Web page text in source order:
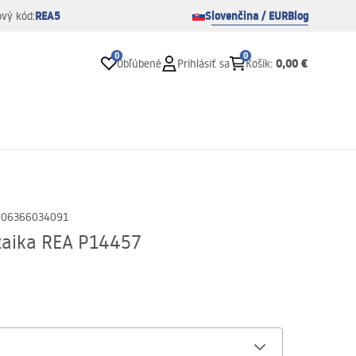
kód:REA5 Slovenčina / EURBlog
0
Obľúbené Prihlásiť sa
0
Košík: 0,00 €
REA P14457